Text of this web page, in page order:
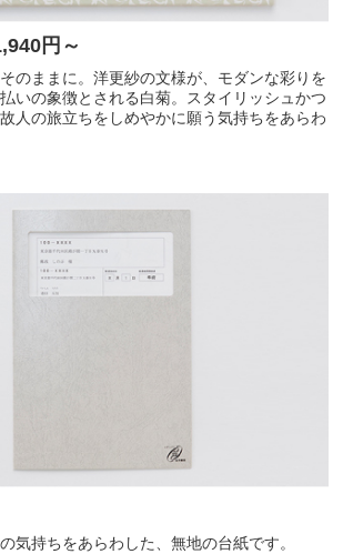
円～
のままに。洋更紗の文様が、モダンな彩りを
いの象徴とされる白菊。スタイリッシュかつ
人の旅立ちをしめやかに願う気持ちをあらわ
気持ちをあらわした、無地の台紙です。